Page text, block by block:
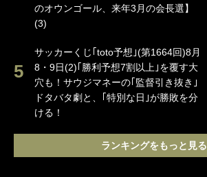
のオウンゴール、来年3月の会長選】
(3)
サッカーくじ｢toto予想｣(第1664回)8月
8・9日(2)｢勝利予想7割以上｣を覆す大
穴も！サウジマネーの｢監督引き抜き｣
ドタバタ劇と、｢特別な日｣が勝敗を分
ける！
ランキングをもっと見る